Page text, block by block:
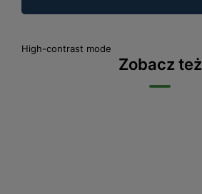
High-contrast mode
Zobacz też